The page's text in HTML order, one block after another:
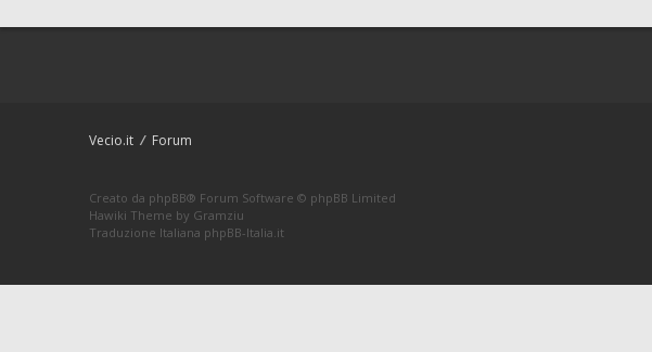
Vecio.it Forum
Creato da phpBB® Forum Software © phpBB Limited
Hawiki Theme by Gramziu
Traduzione Italiana phpBB-Italia.it